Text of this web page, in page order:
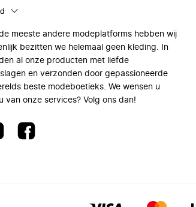
meeste andere modeplatforms hebben wij
bezitten we helemaal geen kleding. In
al onze producten met liefde
en verzonden door gepassioneerde
beste modeboetieks. We wensen u
van onze services? Volg ons dan!